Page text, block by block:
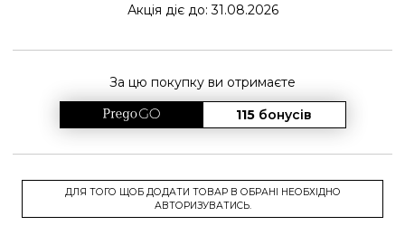
Акція діє до: 31.08.2026
За цю покупку ви отримаєте
115 бонусів
ДЛЯ ТОГО ЩОБ ДОДАТИ ТОВАР В ОБРАНІ НЕОБХІДНО
АВТОРИЗУВАТИСЬ.